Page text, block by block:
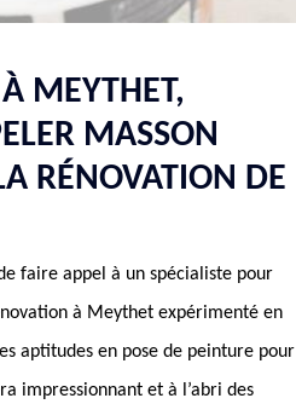
MEYTHET,
MASSON
RÉNOVATION DE
faire appel à un spécialiste pour
à Meythet expérimenté en
aptitudes en pose de peinture pour
impressionnant et à l’abri des